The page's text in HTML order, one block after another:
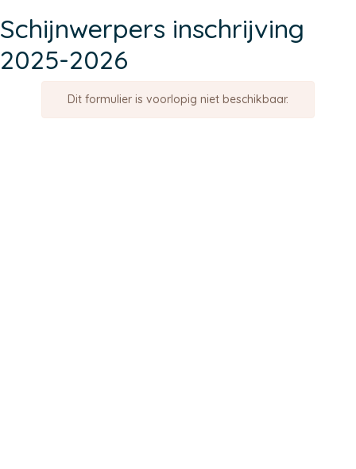
Schijnwerpers inschrijving
2025-2026
Dit formulier is voorlopig niet beschikbaar.